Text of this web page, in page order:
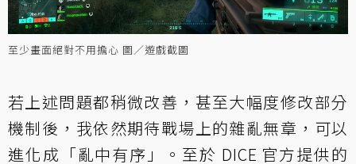
至少畫面絕對不用擔心 圖／遊戲截圖
若上述問題都稍微改善，甚至大幅度修改部分
機制後，我依然期待戰場上的雜亂無章，可以
進化成「亂中有序」。至於 DICE 官方提供的